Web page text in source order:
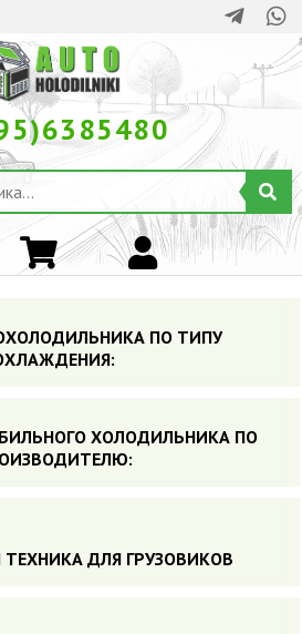
ПО ТИПУ
ХОЛОДИЛЬНИКА ПO
ДЛЯ ГРУЗОВИКОВ